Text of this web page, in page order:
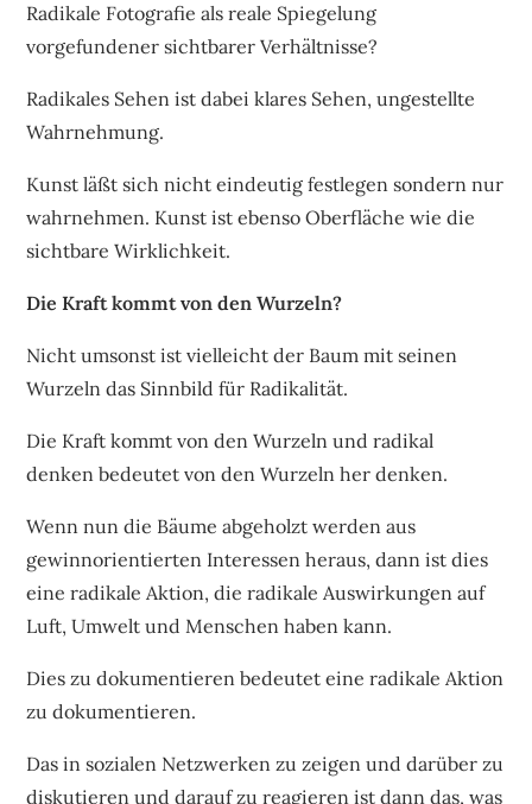
Radikale Fotografie als reale Spiegelung
vorgefundener sichtbarer Verhältnisse?
Radikales Sehen ist dabei klares Sehen, ungestellte
Wahrnehmung.
Kunst läßt sich nicht eindeutig festlegen sondern nur
wahrnehmen. Kunst ist ebenso Oberfläche wie die
sichtbare Wirklichkeit.
Die Kraft kommt von den Wurzeln?
Nicht umsonst ist vielleicht der Baum mit seinen
Wurzeln das Sinnbild für Radikalität.
Die Kraft kommt von den Wurzeln und radikal
denken bedeutet von den Wurzeln her denken.
Wenn nun die Bäume abgeholzt werden aus
gewinnorientierten Interessen heraus, dann ist dies
eine radikale Aktion, die radikale Auswirkungen auf
Luft, Umwelt und Menschen haben kann.
Dies zu dokumentieren bedeutet eine radikale Aktion
zu dokumentieren.
Das in sozialen Netzwerken zu zeigen und darüber zu
diskutieren und darauf zu reagieren ist dann das, was